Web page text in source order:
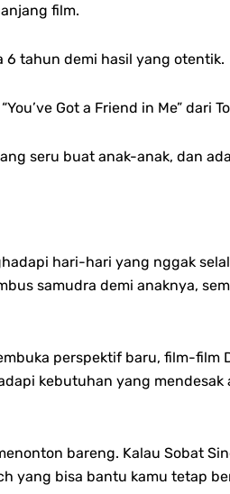
film.
6 tahun demi hasil yang otentik.
Got a Friend in Me” dari
seru buat anak-anak, dan
hari-hari yang nggak
samudra demi anaknya,
perspektif baru, film-film
kebutuhan yang
bareng. Kalau Sobat
yang bisa bantu kamu tetap